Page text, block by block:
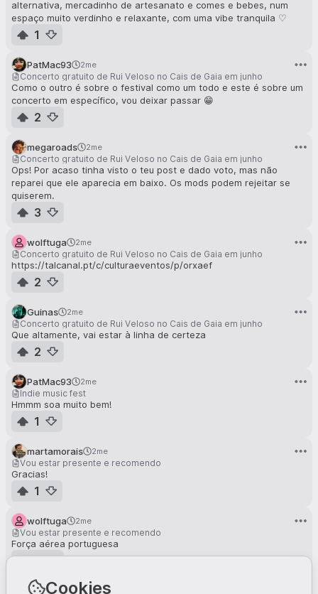
alternativa, mercadinho de artesanato e comes e bebes, num
espaço muito verdinho e relaxante, com uma vibe tranquila ♡
1
PatMac93 2me
Concerto gratuito de Rui Veloso no Cais de Gaia em junho
Como o outro é sobre o festival como um todo e este é sobre um
concerto em específico, vou deixar passar 😁
2
megaroads 2me
Concerto gratuito de Rui Veloso no Cais de Gaia em junho
Ops! Por acaso tinha visto o teu post e dado voto, mas não
reparei que ele aparecia em baixo. Os mods podem rejeitar se
quiserem.
3
wolftuga 2me
Concerto gratuito de Rui Veloso no Cais de Gaia em junho
https://talcanal.pt/c/culturaeventos/p/orxaef
2
Guinas 2me
Concerto gratuito de Rui Veloso no Cais de Gaia em junho
Que altamente, vai estar à linha de certeza
2
PatMac93 2me
Indie music fest
Hmmm soa muito bem!
1
martamorais 2me
Vou estar presente e recomendo
Gracias!
1
wolftuga 2me
Vou estar presente e recomendo
Força aérea portuguesa
2
martamorais 2me
Cookies